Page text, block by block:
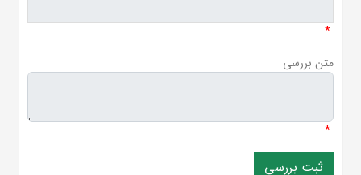
*
متن بررسی
*